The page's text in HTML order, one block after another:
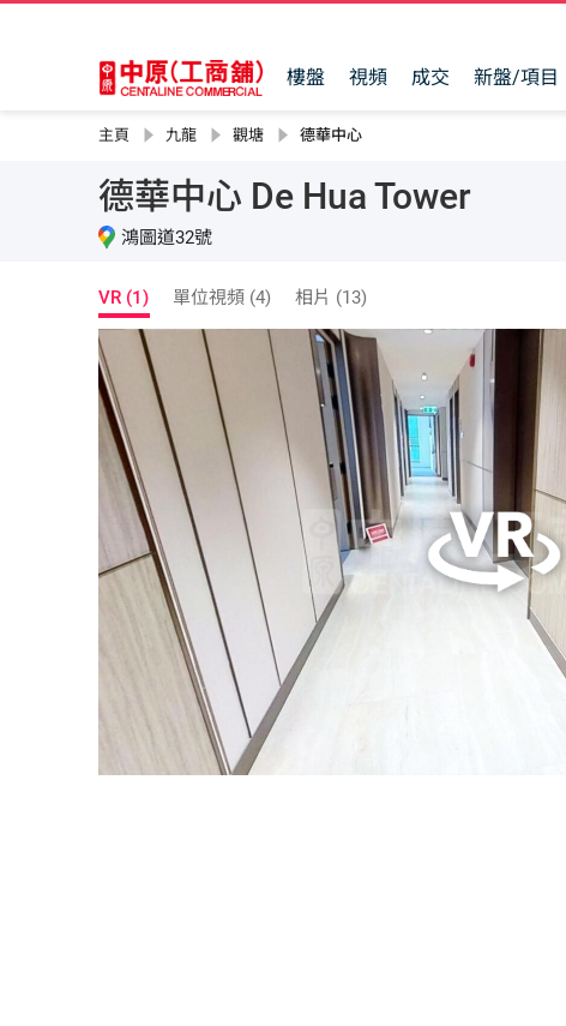
樓盤 視頻 成交 新盤/項目
主頁 九龍 觀塘 德華中心
德華中心 De Hua Tower
鴻圖道32號
VR (1) 單位視頻 (4) 相片 (13)